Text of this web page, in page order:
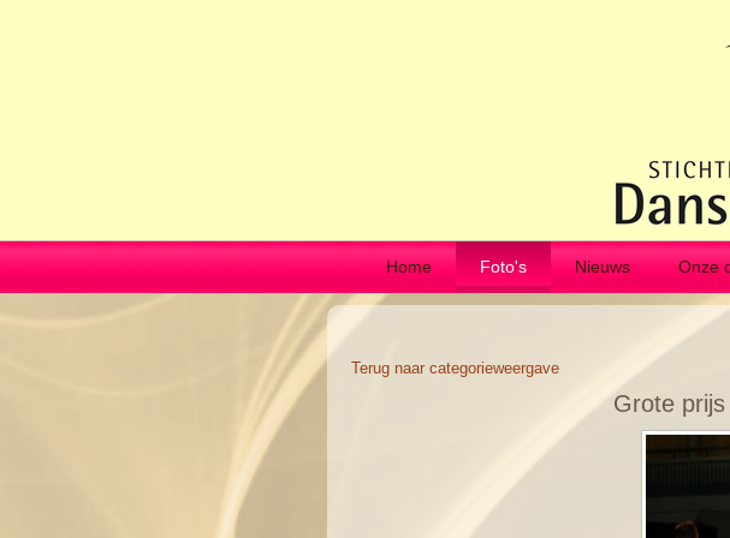
Home Foto's Nieuws Onze
Terug naar categorieweergave
Grote